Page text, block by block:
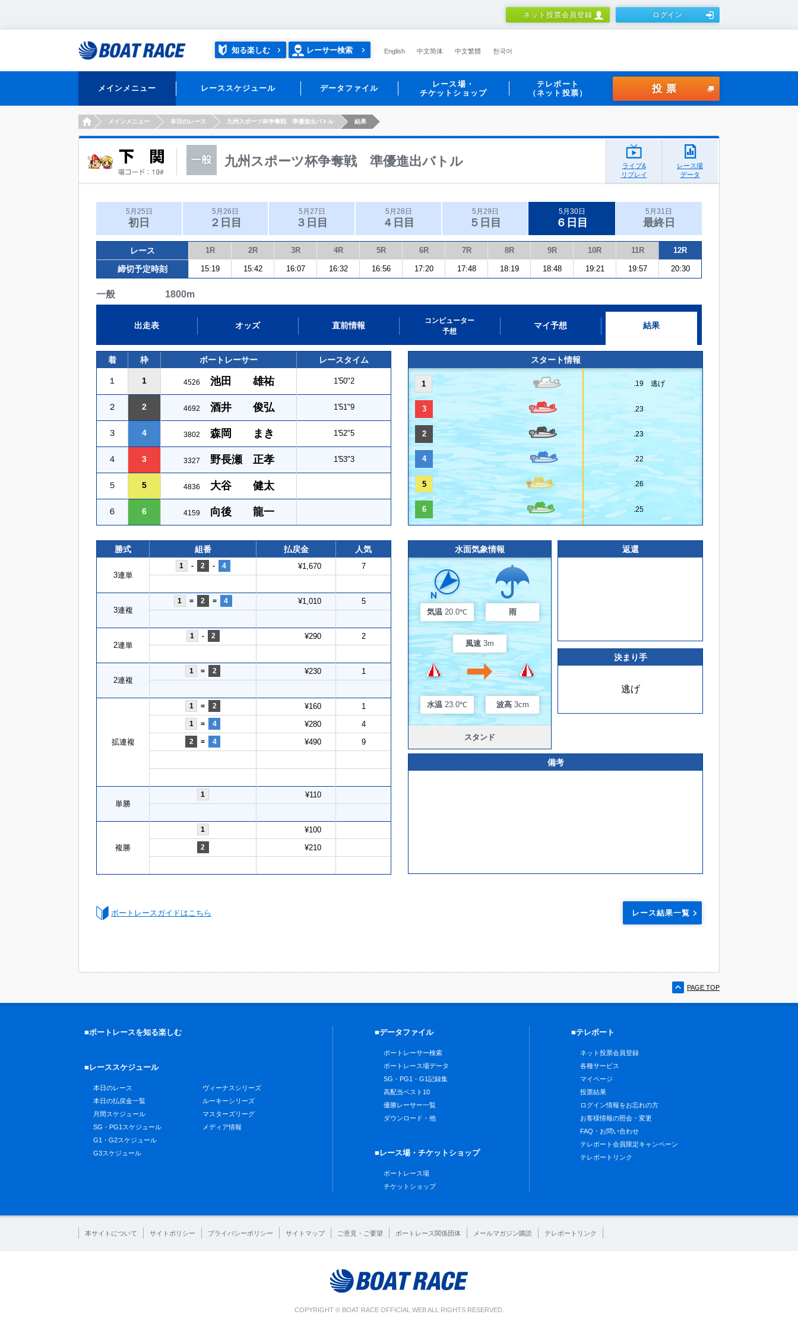
ネット投票会員登録 ログイン
知る楽しむ レーサー検索 English 中文简体 中文繁體 한국어
メインメニュー レーススケジュール データファイル
レース場・
チケットショップ
テレボート
（ネット投票）
投票
HOMEメインメニュー 本日のレース 九州スポーツ杯争奪戦 準優進出バトル 結果
九州スポーツ杯争奪戦 準優進出バトル
ライブ&
リプレイ
レース場
データ
5月25日
初日
5月26日
２日目
5月27日
３日目
5月28日
４日目
5月29日
５日目
5月30日
６日目
5月31日
最終日
レース 1R 2R 3R 4R 5R 6R 7R 8R 9R 10R 11R 12R
締切予定時刻 15:19 15:42 16:07 16:32 16:56 17:20 17:48 18:19 18:48 19:21 19:57 20:30
一般 1800m
出走表 オッズ 直前情報
コンピューター
予想
マイ予想 結果
着 枠 ボートレーサー レースタイム
１ 1 4526 池田 雄祐 1'50"2
２ 2 4692 酒井 俊弘 1'51"9
３ 4 3802 森岡 まき 1'52"5
４ 3 3327 野長瀬 正孝 1'53"3
５ 5 4836 大谷 健太
６ 6 4159 向後 龍一
スタート情報
1 .19 逃げ
3 .23
2 .23
4 .22
5 .26
6 .25
勝式 組番 払戻金 人気
3連単
1 - 2 - 4 ¥1,670 7
3連複
1 = 2 = 4 ¥1,010 5
2連単
1 - 2 ¥290 2
2連複
1 = 2 ¥230 1
拡連複
1 = 2 ¥160 1
1 = 4 ¥280 4
2 = 4 ¥490 9
単勝
1 ¥110
複勝
1 ¥100
2 ¥210
水面気象情報
気温 20.0℃ 雨
風速 3m
水温 23.0℃ 波高 3cm
スタンド
返還
決まり手
逃げ
備考
ボートレースガイドはこちら レース結果一覧
PAGE TOP
■ボートレースを知る楽しむ
■レーススケジュール
本日のレース
本日の払戻金一覧
月間スケジュール
SG・PG1スケジュール
G1・G2スケジュール
G3スケジュール
ヴィーナスシリーズ
ルーキーシリーズ
マスターズリーグ
メディア情報
■データファイル
ボートレーサー検索
ボートレース場データ
SG・PG1・G1記録集
高配当ベスト10
優勝レーサー一覧
ダウンロード・他
■レース場・チケットショップ
ボートレース場
チケットショップ
■テレボート
ネット投票会員登録
各種サービス
マイページ
投票結果
ログイン情報をお忘れの方
お客様情報の照会・変更
FAQ・お問い合わせ
テレボート会員限定キャンペーン
テレボートリンク
本サイトについて サイトポリシー プライバシーポリシー サイトマップ ご意見・ご要望 ボートレース関係団体 メールマガジン購読 テレボートリンク
COPYRIGHT © BOAT RACE OFFICIAL WEB ALL RIGHTS RESERVED.